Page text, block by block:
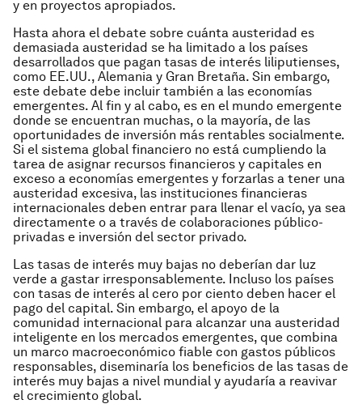
y en proyectos apropiados.
Hasta ahora el debate sobre cuánta austeridad es
demasiada austeridad se ha limitado a los países
desarrollados que pagan tasas de interés liliputienses,
como EE.UU., Alemania y Gran Bretaña. Sin embargo,
este debate debe incluir también a las economías
emergentes. Al fin y al cabo, es en el mundo emergente
donde se encuentran muchas, o la mayoría, de las
oportunidades de inversión más rentables socialmente.
Si el sistema global financiero no está cumpliendo la
tarea de asignar recursos financieros y capitales en
exceso a economías emergentes y forzarlas a tener una
austeridad excesiva, las instituciones financieras
internacionales deben entrar para llenar el vacío, ya sea
directamente o a través de colaboraciones público-
privadas e inversión del sector privado.
Las tasas de interés muy bajas no deberían dar luz
verde a gastar irresponsablemente. Incluso los países
con tasas de interés al cero por ciento deben hacer el
pago del capital. Sin embargo, el apoyo de la
comunidad internacional para alcanzar una austeridad
inteligente en los mercados emergentes, que combina
un marco macroeconómico fiable con gastos públicos
responsables, diseminaría los beneficios de las tasas de
interés muy bajas a nivel mundial y ayudaría a reavivar
el crecimiento global.